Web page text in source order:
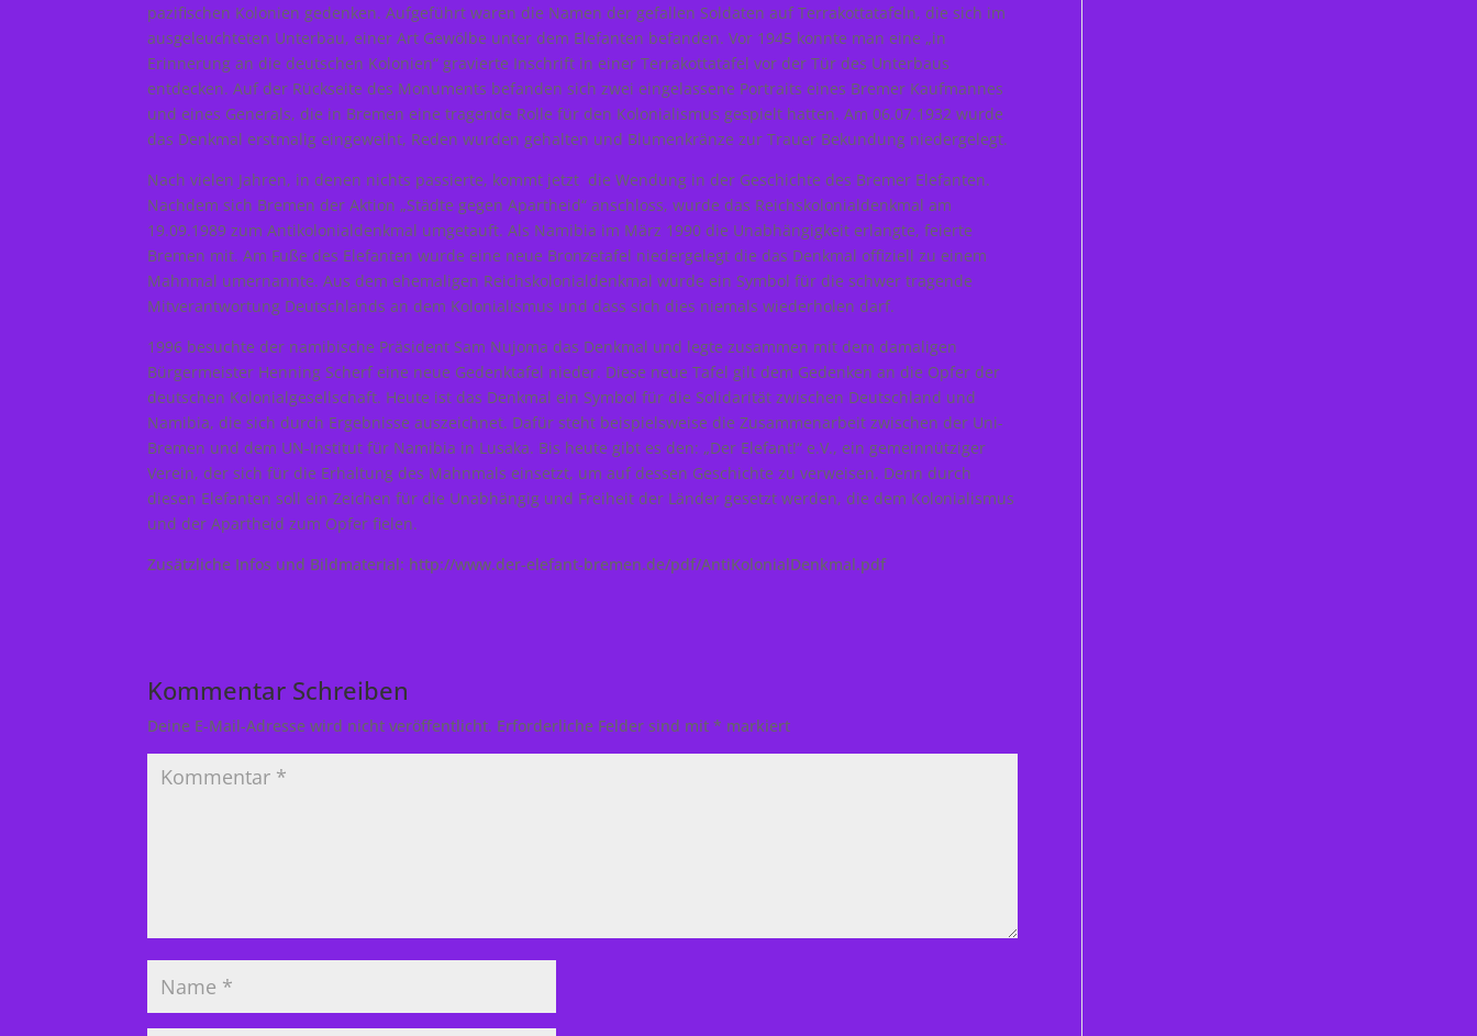
pazifischen Kolonien gedenken. Aufgeführt waren die Namen der gefallen Soldaten auf Terrakottatafeln, die sich im
ausgeleuchteten Unterbau, einer Art Gewölbe unter dem Elefanten befanden. Vor 1945 konnte man eine „in
Erinnerung an die deutschen Kolonien“ gravierte Inschrift in einer Terrakottatafel vor der Tür des Unterbaus
entdecken. Auf der Rückseite des Monuments befanden sich zwei eingelassene Portraits eines Bremer Kaufmannes
und eines Generals, die in Bremen eine tragende Rolle für den Kolonialismus gespielt hatten. Am 06.07.1932 wurde
das Denkmal erstmalig eingeweiht, Reden wurden gehalten und Blumenkränze zur Trauer Bekundung niedergelegt.
Nach vielen Jahren, in denen nichts passierte, kommt jetzt die Wendung in der Geschichte des Bremer Elefanten.
Nachdem sich Bremen der Aktion „Städte gegen Apartheid“ anschloss, wurde das Reichskolonialdenkmal am
19.09.1989 zum Antikolonialdenkmal umgetauft. Als Namibia im März 1990 die Unabhängigkeit erlangte, feierte
Bremen mit. Am Fuße des Elefanten wurde eine neue Bronzetafel niedergelegt die das Denkmal offiziell zu einem
Mahnmal umernannte. Aus dem ehemaligen Reichskolonialdenkmal wurde ein Symbol für die schwer tragende
Mitverantwortung Deutschlands an dem Kolonialismus und dass sich dies niemals wiederholen darf.
1996 besuchte der namibische Präsident Sam Nujoma das Denkmal und legte zusammen mit dem damaligen
Bürgermeister Henning Scherf eine neue Gedenktafel nieder. Diese neue Tafel gilt dem Gedenken an die Opfer der
deutschen Kolonialgesellschaft. Heute ist das Denkmal ein Symbol für die Solidarität zwischen Deutschland und
Namibia, die sich durch Ergebnisse auszeichnet. Dafür steht beispielsweise die Zusammenarbeit zwischen der Uni-
Bremen und dem UN-Institut für Namibia in Lusaka. Bis heute gibt es den: „Der Elefant!“ e.V., ein gemeinnütziger
Verein, der sich für die Erhaltung des Mahnmals einsetzt, um auf dessen Geschichte zu verweisen. Denn durch
diesen Elefanten soll ein Zeichen für die Unabhängig und Freiheit der Länder gesetzt werden, die dem Kolonialismus
und der Apartheid zum Opfer fielen.
Zusätzliche Infos und Bildmaterial: http://www.der-elefant-bremen.de/pdf/AntiKolonialDenkmal.pdf
Kommentar Schreiben
Deine E-Mail-Adresse wird nicht veröffentlicht. Erforderliche Felder sind mit* markiert